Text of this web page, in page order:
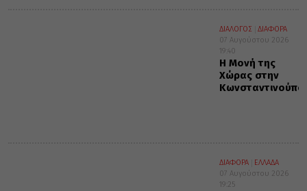
ΔΙΑΛΟΓΟΣ
ΔΙΑΦΟΡΑ
07 Αυγούστου 2026
19:40
Η Μονή της
Χώρας στην
ΔΙΑΦΟΡΑ
ΕΛΛΑΔΑ
07 Αυγούστου 2026
19:25